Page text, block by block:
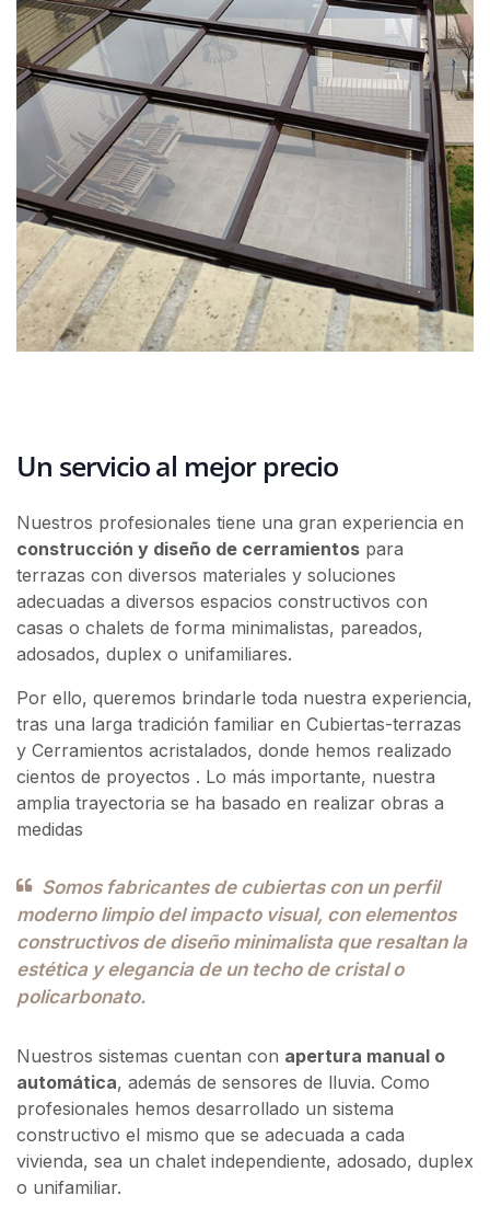
Un servicio al mejor precio
Nuestros profesionales tiene una gran experiencia en
construcción y diseño de cerramientos para
terrazas con diversos materiales y soluciones
adecuadas a diversos espacios constructivos con
casas o chalets de forma minimalistas, pareados,
adosados, duplex o unifamiliares.
Por ello, queremos brindarle toda nuestra experiencia,
tras una larga tradición familiar en Cubiertas-terrazas
y Cerramientos acristalados, donde hemos realizado
cientos de proyectos . Lo más importante, nuestra
amplia trayectoria se ha basado en realizar obras a
medidas
Somos fabricantes de cubiertas con un perfil
moderno limpio del impacto visual, con elementos
constructivos de diseño minimalista que resaltan la
estética y elegancia de un techo de cristal o
policarbonato.
Nuestros sistemas cuentan con apertura manual o
automática, además de sensores de lluvia. Como
profesionales hemos desarrollado un sistema
constructivo el mismo que se adecuada a cada
vivienda, sea un chalet independiente, adosado, duplex
o unifamiliar.